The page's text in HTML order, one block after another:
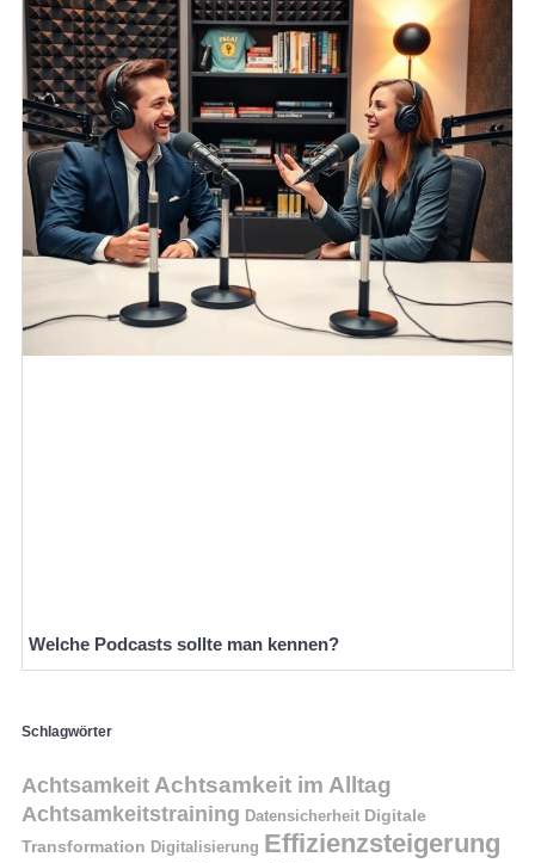
Welche Podcasts sollte man kennen?
Schlagwörter
Achtsamkeit Achtsamkeit im Alltag
Achtsamkeitstraining Datensicherheit Digitale
Transformation Digitalisierung Effizienzsteigerung